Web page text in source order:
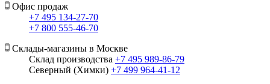
Офис продаж
+7 495 134-27-70
+7 800 555-46-70
Склады-магазины в Москве
Склад производства +7 495 989-86-79
Северный (Химки) +7 499 964-41-12